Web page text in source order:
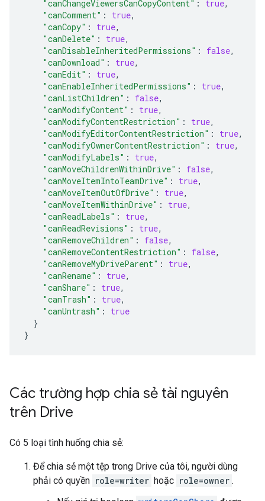
"canChangeViewersCanCopyContent" : true,
"canComment" : true,
"canCopy" : true,
"canDelete" : true,
"canDisableInheritedPermissions" : false,
"canDownload" : true,
"canEdit" : true,
"canEnableInheritedPermissions" : true,
"canListChildren" : false,
"canModifyContent" : true,
"canModifyContentRestriction" : true,
"canModifyEditorContentRestriction" : true,
"canModifyOwnerContentRestriction" : true,
"canModifyLabels" : true,
"canMoveChildrenWithinDrive" : false,
"canMoveItemIntoTeamDrive" : true,
"canMoveItemOutOfDrive" : true,
"canMoveItemWithinDrive" : true,
"canReadLabels" : true,
"canReadRevisions" : true,
"canRemoveChildren" : false,
"canRemoveContentRestriction" : false,
"canRemoveMyDriveParent" : true,
"canRename" : true,
"canShare" : true,
"canTrash" : true,
"canUntrash" :
true
}
}
Các trường hợp chia sẻ tài nguyên
trên Drive
Có 5 loại tình huống chia sẻ:
Để chia sẻ một tệp trong Drive của tôi, người dùng
phải có quyền role=writer hoặc role=owner .